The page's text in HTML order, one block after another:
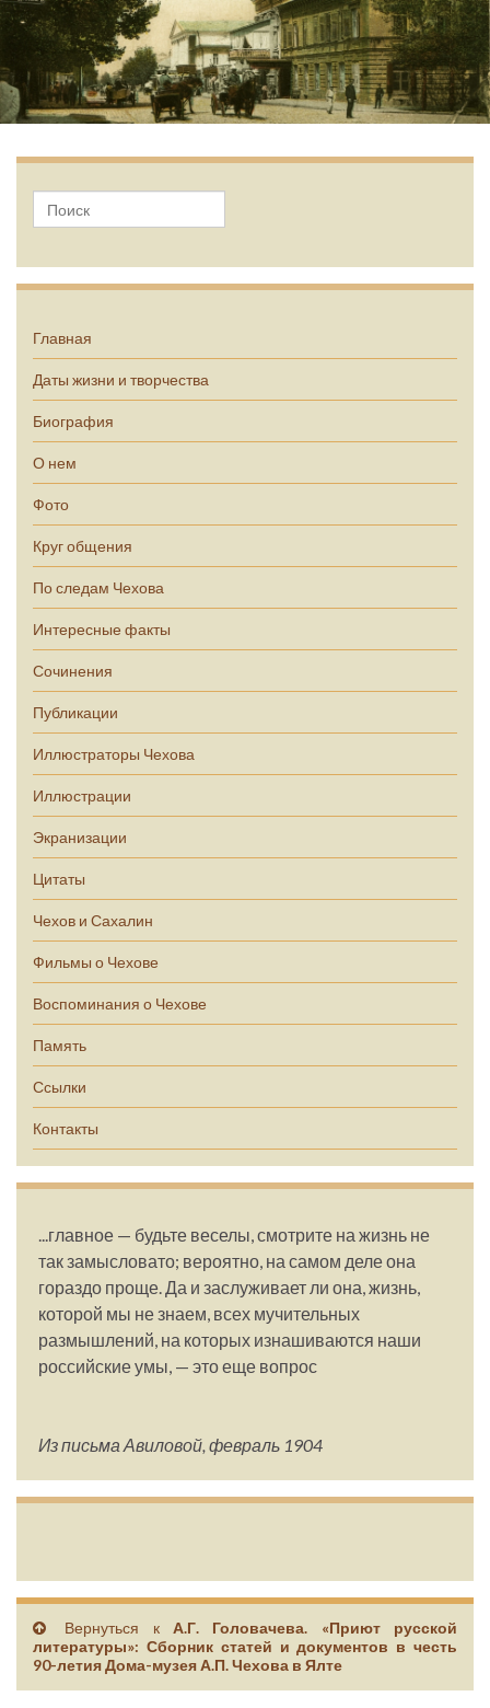
Главная
Даты жизни и творчества
Биография
О нем
Фото
Круг общения
По следам Чехова
Интересные факты
Сочинения
Публикации
Иллюстраторы Чехова
Иллюстрации
Экранизации
Цитаты
Чехов и Сахалин
Фильмы о Чехове
Воспоминания о Чехове
Память
Ссылки
Контакты
...главное — будьте веселы, смотрите на жизнь не
так замысловато; вероятно, на самом деле она
гораздо проще. Да и заслуживает ли она, жизнь,
которой мы не знаем, всех мучительных
размышлений, на которых изнашиваются наши
российские умы, — это еще вопрос
Из письма Авиловой, февраль 1904
Вернуться к А.Г. Головачева. «Приют русской
литературы»: Сборник статей и документов в честь
90-летия Дома-музея А.П. Чехова в Ялте